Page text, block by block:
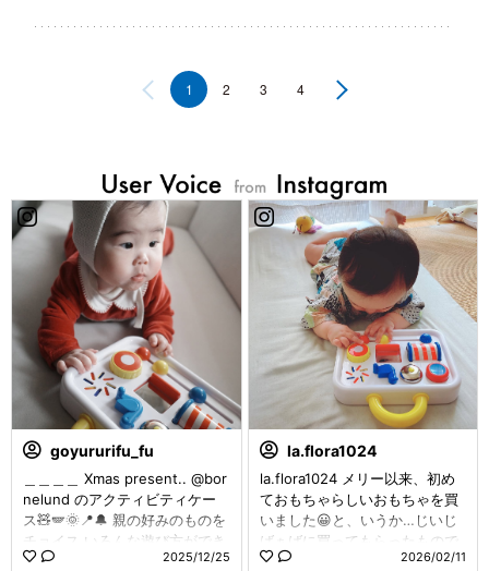
1 2 3 4
goyururifu_fu
＿＿＿＿ Xmas present.. @bor
nelund のアクティビティケー
ス🧸🪽🌞📍🔔 親の好みのものを
チョイス いろんな遊び方ができ
て、ちょうど6mから遊べるみた
2025/12/25
la.flora1024
la.flora1024 メリー以来、初め
ておもちゃらしいおもちゃを買
いました😀と、いうか…じいじ
ばぁばに買ってもらったもので
す😂笑 シンプルだけどカワイイ
2026/02/11